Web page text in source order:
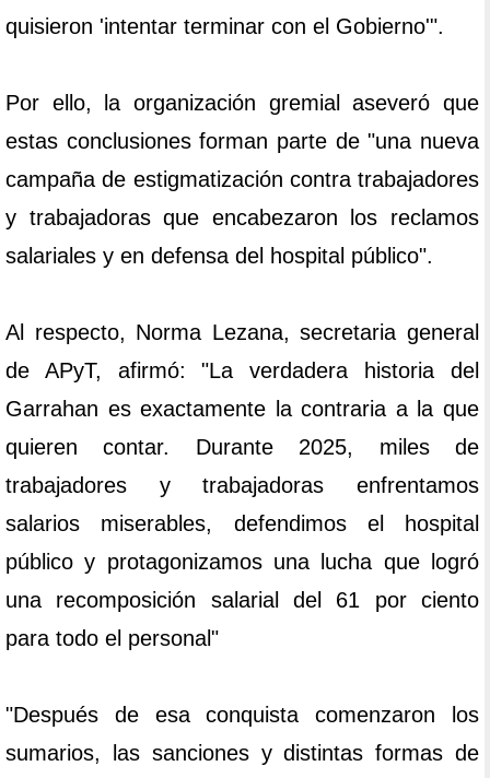
quisieron 'intentar terminar con el Gobierno'".
Por ello, la organización gremial aseveró que
estas conclusiones forman parte de "una nueva
campaña de estigmatización contra trabajadores
y trabajadoras que encabezaron los reclamos
salariales y en defensa del hospital público".
Al respecto, Norma Lezana, secretaria general
de APyT, afirmó: "La verdadera historia del
Garrahan es exactamente la contraria a la que
quieren contar. Durante 2025, miles de
trabajadores y trabajadoras enfrentamos
salarios miserables, defendimos el hospital
público y protagonizamos una lucha que logró
una recomposición salarial del 61 por ciento
para todo el personal"
"Después de esa conquista comenzaron los
sumarios, las sanciones y distintas formas de